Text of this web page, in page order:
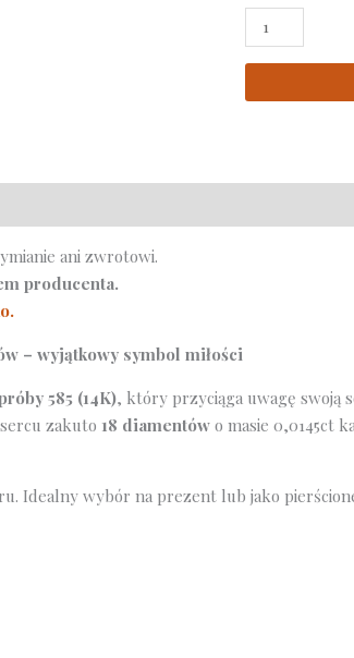
Pierścionek
różowego
sercem
ani zwrotowi.
producenta.
– wyjątkowy symbol miłości
585 (14K), który przyciąga uwagę swoją
zakuto 18 diamentów o masie 0,0145ct
Idealny wybór na prezent lub jako